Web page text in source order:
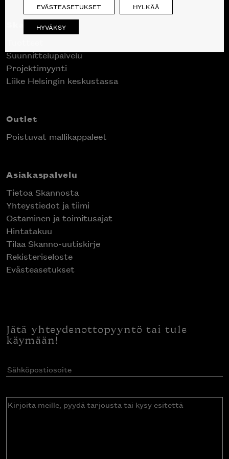
Skanno
Suunnittelupalvelu
Projektimyynti
Liike Helsingin keskustassa
Outlet
Poistuvat mallikappaleet
Asiakaspalvelu
Tietoa Skannosta
Yhteystiedot ja tiimi
Ostaminen ja toimitusajat
Hintatakuu
Tilaa Skanno-uutiskirje
Rekisteriseloste
Evästeasetukset
Jätä yhteydenottopyyntö tai tule
käymään!
Sähköpostiosoite(Pakollinen)
Kirjoita
EVÄSTEASETUKSET HYLKÄÄ
HYVÄKSY